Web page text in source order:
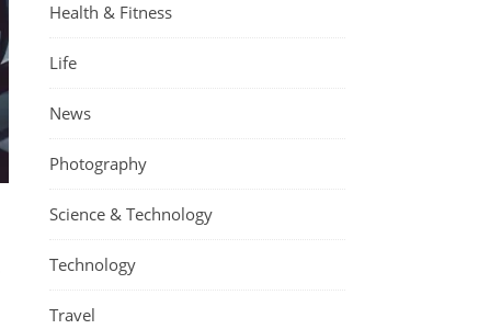
Health & Fitness
Life
News
Photography
Science & Technology
Technology
Travel